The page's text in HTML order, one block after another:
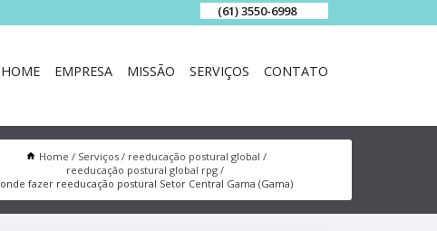
(61) 3550-6998
HOME EMPRESA MISSÃO SERVIÇOS CONTATO
Home Serviços
reeducação postural global
reeducação postural global rpg
onde fazer reeducação postural Setor Central Gama (Gama)